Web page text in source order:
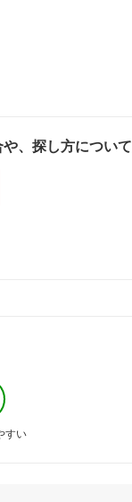
、探し方について
すい